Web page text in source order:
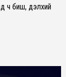
ч биш, дэлхий